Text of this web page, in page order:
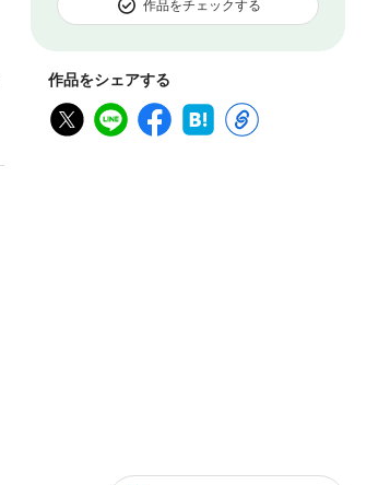
作品をチェックする
作品をシェアする